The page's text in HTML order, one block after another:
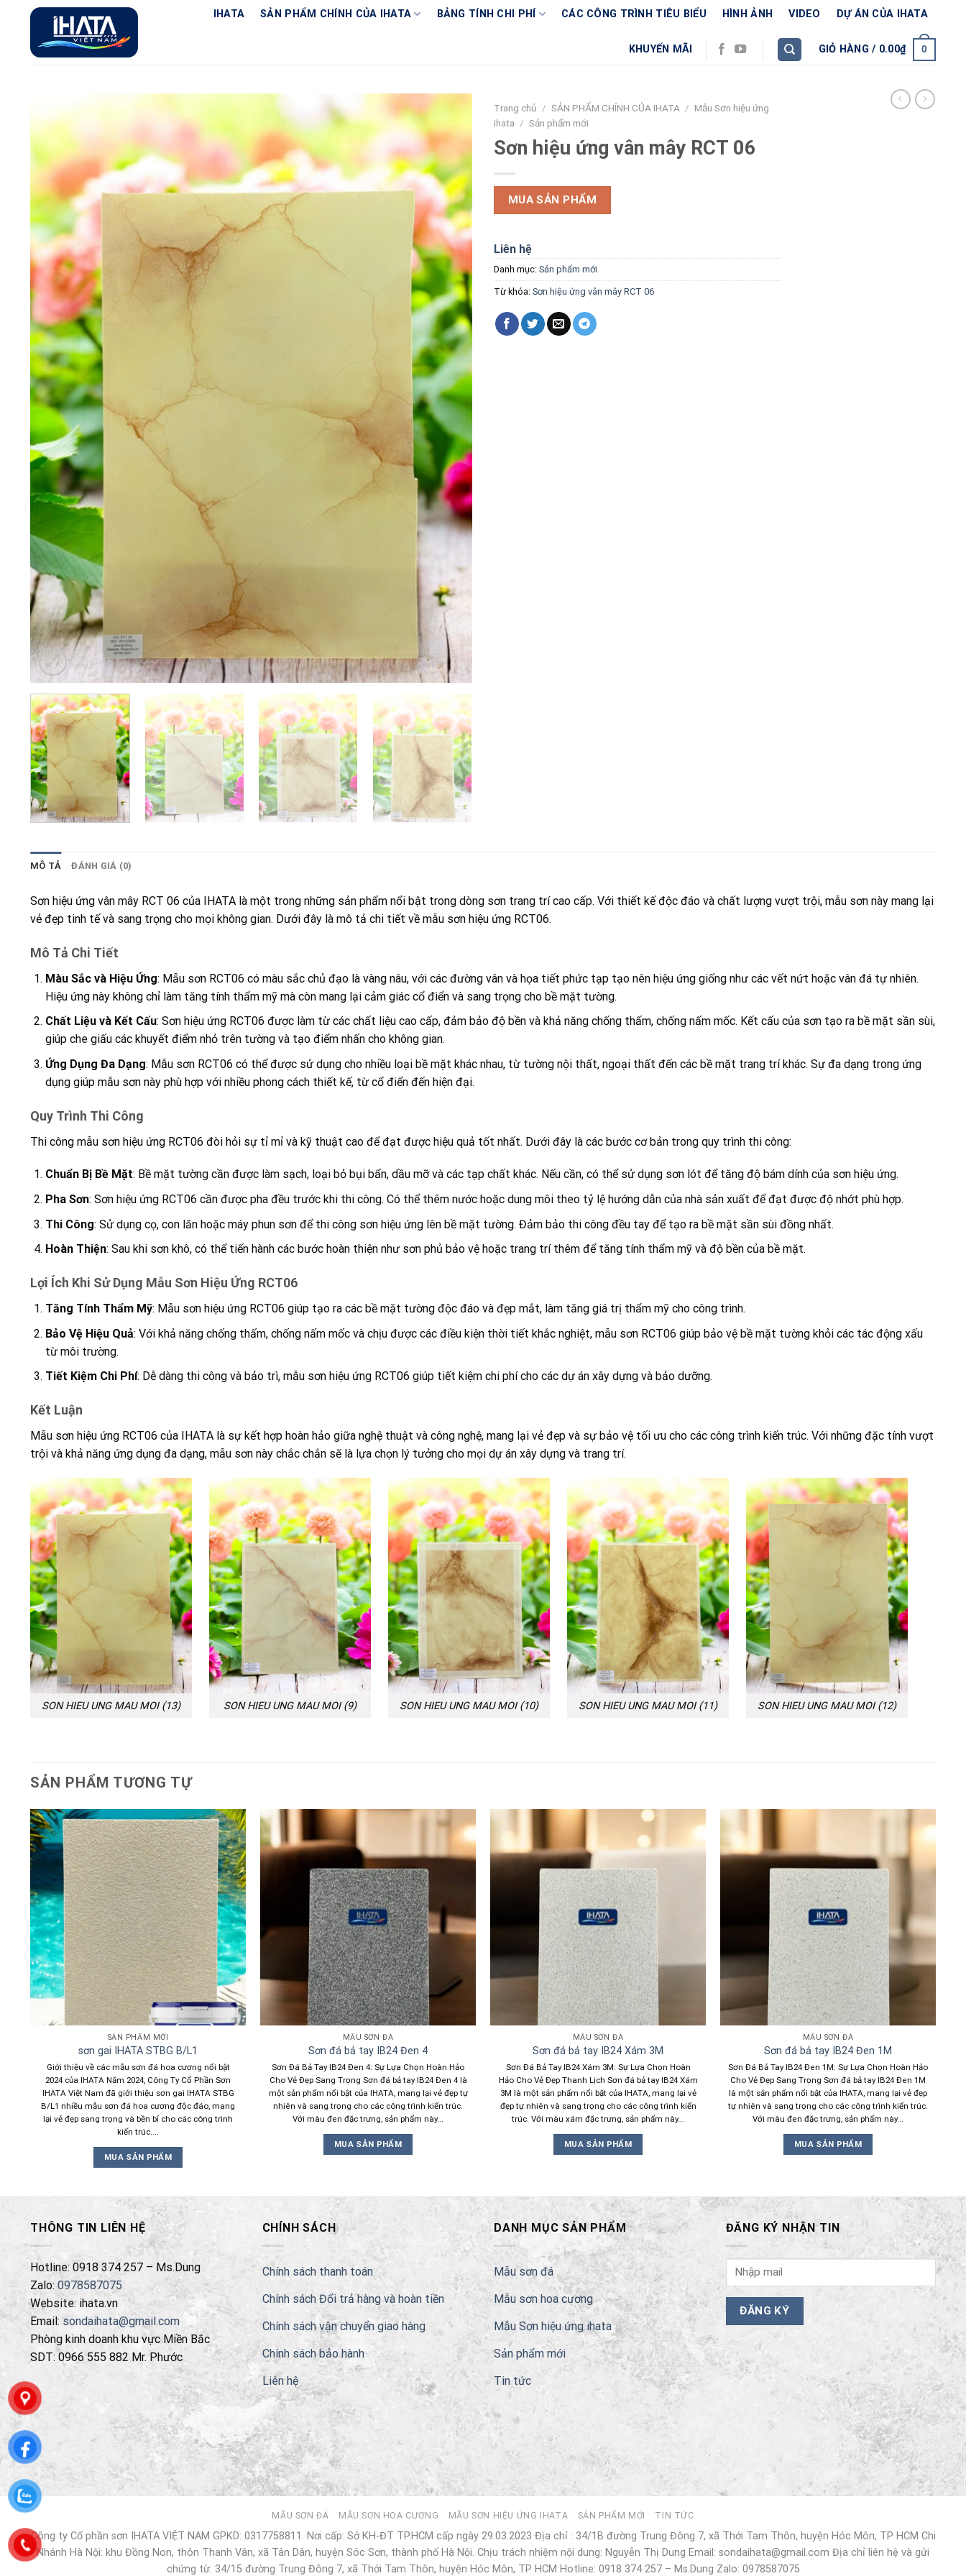
Chuyển
IHATA SẢN PHẨM CHÍNH CỦA IHATA BẢNG TÍNH CHI PHÍ CÁC CÔNG TRÌNH TIÊU BIỂU HÌNH ẢNH VIDEO DỰ ÁN CỦA IHATA
KHUYẾN MÃI GIỎ HÀNG / 0.00₫ 0
Trang chủ / SẢN PHẨM CHÍNH CỦA IHATA / Mẫu Sơn hiệu ứng
ihata / Sản phẩm mới
Sơn hiệu ứng vân mây RCT 06
MUA SẢN PHẨM
Liên hệ
Danh mục: Sản phẩm mới
Từ khóa: Sơn hiệu ứng vân mây RCT 06
MÔ TẢ ĐÁNH GIÁ (0)
Sơn hiệu ứng vân mây RCT 06 của IHATA là một trong những sản phẩm nổi bật trong dòng sơn trang trí cao cấp. Với thiết kế độc đáo và chất lượng vượt trội, mẫu sơn này mang lại
vẻ đẹp tinh tế và sang trọng cho mọi không gian. Dưới đây là mô tả chi tiết về mẫu sơn hiệu ứng RCT06.
Mô Tả Chi Tiết
Màu Sắc và Hiệu Ứng: Mẫu sơn RCT06 có màu sắc chủ đạo là vàng nâu, với các đường vân và họa tiết phức tạp tạo nên hiệu ứng giống như các vết nứt hoặc vân đá tự nhiên.
Hiệu ứng này không chỉ làm tăng tính thẩm mỹ mà còn mang lại cảm giác cổ điển và sang trọng cho bề mặt tường.
Chất Liệu và Kết Cấu: Sơn hiệu ứng RCT06 được làm từ các chất liệu cao cấp, đảm bảo độ bền và khả năng chống thấm, chống nấm mốc. Kết cấu của sơn tạo ra bề mặt sần sùi,
giúp che giấu các khuyết điểm nhỏ trên tường và tạo điểm nhấn cho không gian.
Ứng Dụng Đa Dạng: Mẫu sơn RCT06 có thể được sử dụng cho nhiều loại bề mặt khác nhau, từ tường nội thất, ngoại thất đến các bề mặt trang trí khác. Sự đa dạng trong ứng
dụng giúp mẫu sơn này phù hợp với nhiều phong cách thiết kế, từ cổ điển đến hiện đại.
Quy Trình Thi Công
Thi công mẫu sơn hiệu ứng RCT06 đòi hỏi sự tỉ mỉ và kỹ thuật cao để đạt được hiệu quả tốt nhất. Dưới đây là các bước cơ bản trong quy trình thi công:
Chuẩn Bị Bề Mặt: Bề mặt tường cần được làm sạch, loại bỏ bụi bẩn, dầu mỡ và các tạp chất khác. Nếu cần, có thể sử dụng sơn lót để tăng độ bám dính của sơn hiệu ứng.
Pha Sơn: Sơn hiệu ứng RCT06 cần được pha đều trước khi thi công. Có thể thêm nước hoặc dung môi theo tỷ lệ hướng dẫn của nhà sản xuất để đạt được độ nhớt phù hợp.
Thi Công: Sử dụng cọ, con lăn hoặc máy phun sơn để thi công sơn hiệu ứng lên bề mặt tường. Đảm bảo thi công đều tay để tạo ra bề mặt sần sùi đồng nhất.
Hoàn Thiện: Sau khi sơn khô, có thể tiến hành các bước hoàn thiện như sơn phủ bảo vệ hoặc trang trí thêm để tăng tính thẩm mỹ và độ bền của bề mặt.
Lợi Ích Khi Sử Dụng Mẫu Sơn Hiệu Ứng RCT06
Tăng Tính Thẩm Mỹ: Mẫu sơn hiệu ứng RCT06 giúp tạo ra các bề mặt tường độc đáo và đẹp mắt, làm tăng giá trị thẩm mỹ cho công trình.
Bảo Vệ Hiệu Quả: Với khả năng chống thấm, chống nấm mốc và chịu được các điều kiện thời tiết khắc nghiệt, mẫu sơn RCT06 giúp bảo vệ bề mặt tường khỏi các tác động xấu
từ môi trường.
Tiết Kiệm Chi Phí: Dễ dàng thi công và bảo trì, mẫu sơn hiệu ứng RCT06 giúp tiết kiệm chi phí cho các dự án xây dựng và bảo dưỡng.
Kết Luận
Mẫu sơn hiệu ứng RCT06 của IHATA là sự kết hợp hoàn hảo giữa nghệ thuật và công nghệ, mang lại vẻ đẹp và sự bảo vệ tối ưu cho các công trình kiến trúc. Với những đặc tính vượt
trội và khả năng ứng dụng đa dạng, mẫu sơn này chắc chắn sẽ là lựa chọn lý tưởng cho mọi dự án xây dựng và trang trí.
SON HIEU UNG MAU MOI (13) SON HIEU UNG MAU MOI (9) SON HIEU UNG MAU MOI (10) SON HIEU UNG MAU MOI (11) SON HIEU UNG MAU MOI (12)
SẢN PHẨM TƯƠNG TỰ
SẢN PHẨM MỚI
sơn gai IHATA STBG B/L1
Giới thiệu về các mẫu sơn đá hoa cương nổi bật
2024 của IHATA Năm 2024, Công Ty Cổ Phần Sơn
IHATA Việt Nam đã giới thiệu sơn gai IHATA STBG
B/L1 nhiều mẫu sơn đá hoa cương độc đáo, mang
lại vẻ đẹp sang trọng và bền bỉ cho các công trình
kiến trúc....
MUA SẢN PHẨM
MẪU SƠN ĐÁ
Sơn đá bả tay IB24 Đen 4
Sơn Đá Bả Tay IB24 Đen 4: Sự Lựa Chọn Hoàn Hảo
Cho Vẻ Đẹp Sang Trọng Sơn đá bả tay IB24 Đen 4 là
một sản phẩm nổi bật của IHATA, mang lại vẻ đẹp tự
nhiên và sang trọng cho các công trình kiến trúc.
Với màu đen đặc trưng, sản phẩm này...
MUA SẢN PHẨM
MẪU SƠN ĐÁ
Sơn đá bả tay IB24 Xám 3M
Sơn Đá Bả Tay IB24 Xám 3M: Sự Lựa Chọn Hoàn
Hảo Cho Vẻ Đẹp Thanh Lịch Sơn đá bả tay IB24 Xám
3M là một sản phẩm nổi bật của IHATA, mang lại vẻ
đẹp tự nhiên và sang trọng cho các công trình kiến
trúc. Với màu xám đặc trưng, sản phẩm này...
MUA SẢN PHẨM
MẪU SƠN ĐÁ
Sơn đá bả tay IB24 Đen 1M
Sơn Đá Bả Tay IB24 Đen 1M: Sự Lựa Chọn Hoàn Hảo
Cho Vẻ Đẹp Sang Trọng Sơn đá bả tay IB24 Đen 1M
là một sản phẩm nổi bật của IHATA, mang lại vẻ đẹp
tự nhiên và sang trọng cho các công trình kiến trúc.
Với màu đen đặc trưng, sản phẩm này...
MUA SẢN PHẨM
THÔNG TIN LIÊN HỆ
Hotline: 0918 374 257 – Ms.Dung
Zalo:0978587075
Website: ihata.vn
Email: sondaihata@gmail.com
Phòng kinh doanh khu vực Miền Bắc
SDT: 0966 555 882 Mr. Phước
CHÍNH SÁCH
Chính sách thanh toán
Chính sách Đổi trả hàng và hoàn tiền
Chính sách vận chuyển giao hàng
Chính sách bảo hành
Liên hệ
DANH MỤC SẢN PHẨM
Mẫu sơn đá
Mẫu sơn hoa cương
Mẫu Sơn hiệu ứng ihata
Sản phẩm mới
Tin tức
ĐĂNG KÝ NHẬN TIN
MẪU SƠN ĐÁ MẪU SƠN HOA CƯƠNG MẪU SƠN HIỆU ỨNG IHATA SẢN PHẨM MỚI TIN TỨC
Công ty Cổ phần sơn IHATA VIỆT NAM GPKD: 0317758811. Nơi cấp: Sở KH-ĐT TP.HCM cấp ngày 29.03.2023 Địa chỉ : 34/1B đường Trung Đông 7, xã Thới Tam Thôn, huyện Hóc Môn, TP HCM Chi
Nhánh Hà Nội: khu Đồng Non, thôn Thanh Vân, xã Tân Dân, huyện Sóc Sơn, thành phố Hà Nội. Chịu trách nhiệm nội dung: Nguyễn Thị Dung Email: sondaihata@gmail.com Địa chỉ liên hệ và gửi
chứng từ: 34/15 đường Trung Đông 7, xã Thới Tam Thôn, huyện Hóc Môn, TP HCM Hotline: 0918 374 257 – Ms.Dung Zalo: 0978587075